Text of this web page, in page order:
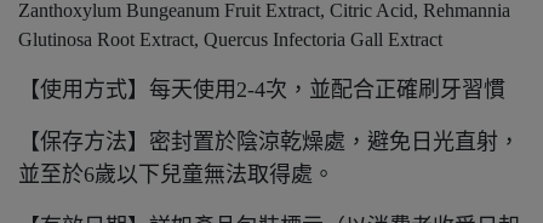
Zanthoxylum Bungeanum Fruit Extract, Citric Acid, Rehmannia
Glutinosa Root Extract, Quercus Infectoria Gall Extract
【使用方式】每天使用2-4次，並配合正確刷牙習慣
【保存方法】密封置於陰涼乾燥處，避免日光直射，
並至於6歲以下兒童無法取得處。